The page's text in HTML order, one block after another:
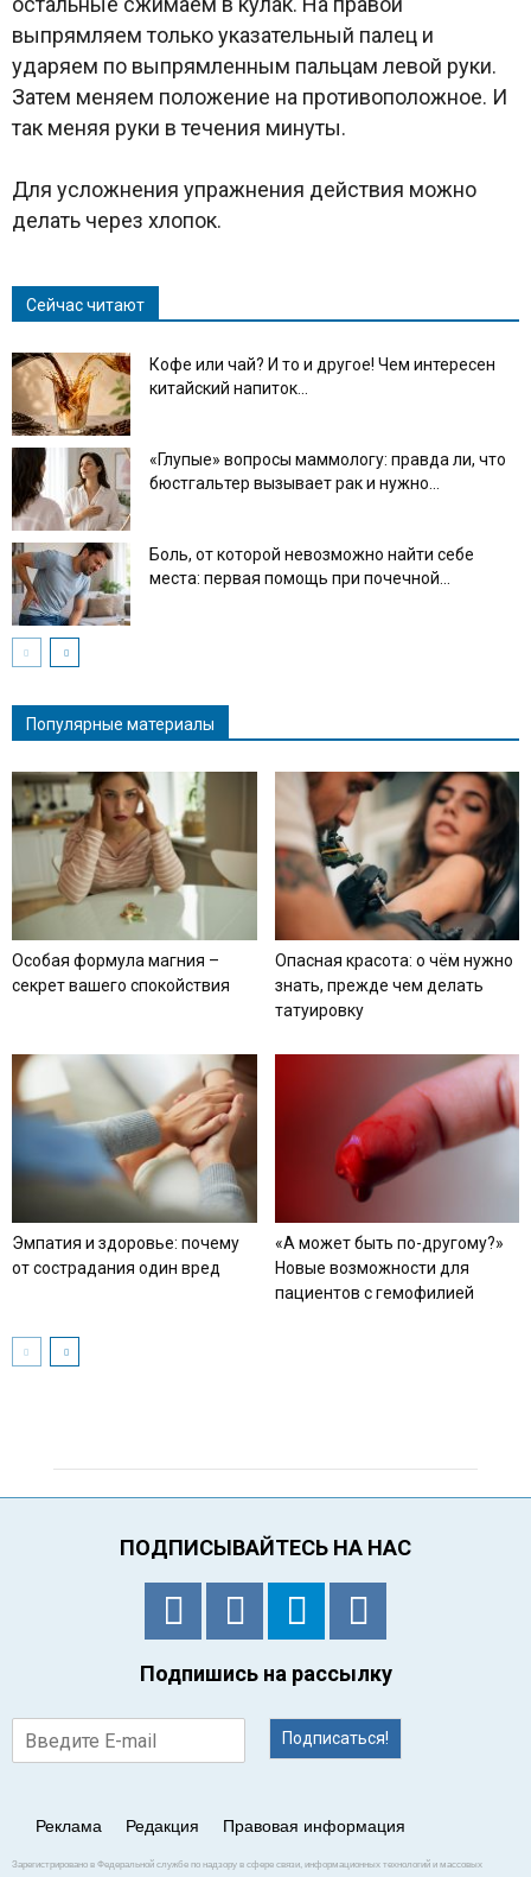
выпрямляем только указательный палец и
ударяем по выпрямленным пальцам левой руки.
Затем меняем положение на противоположное. И
так меняя руки в течения минуты.
Для усложнения упражнения действия можно
делать через хлопок.
Сейчас читают
Кофе или чай? И то и другое! Чем интересен
китайский напиток...
«Глупые» вопросы маммологу: правда ли, что
бюстгальтер вызывает рак и нужно...
Боль, от которой невозможно найти себе
места: первая помощь при почечной...
Популярные материалы
Особая формула магния –
секрет вашего спокойствия
Опасная красота: о чём нужно
знать, прежде чем делать
татуировку
Эмпатия и здоровье: почему
от сострадания один вред
«А может быть по-другому?»
Новые возможности для
пациентов с гемофилией
ПОДПИСЫВАЙТЕСЬ НА НАС
Подпишись на рассылку
Подписаться!
Реклама Редакция Правовая информация
Зарегистрировано в Федеральной службе по надзору в сфере связи, информационных технологий и массовых